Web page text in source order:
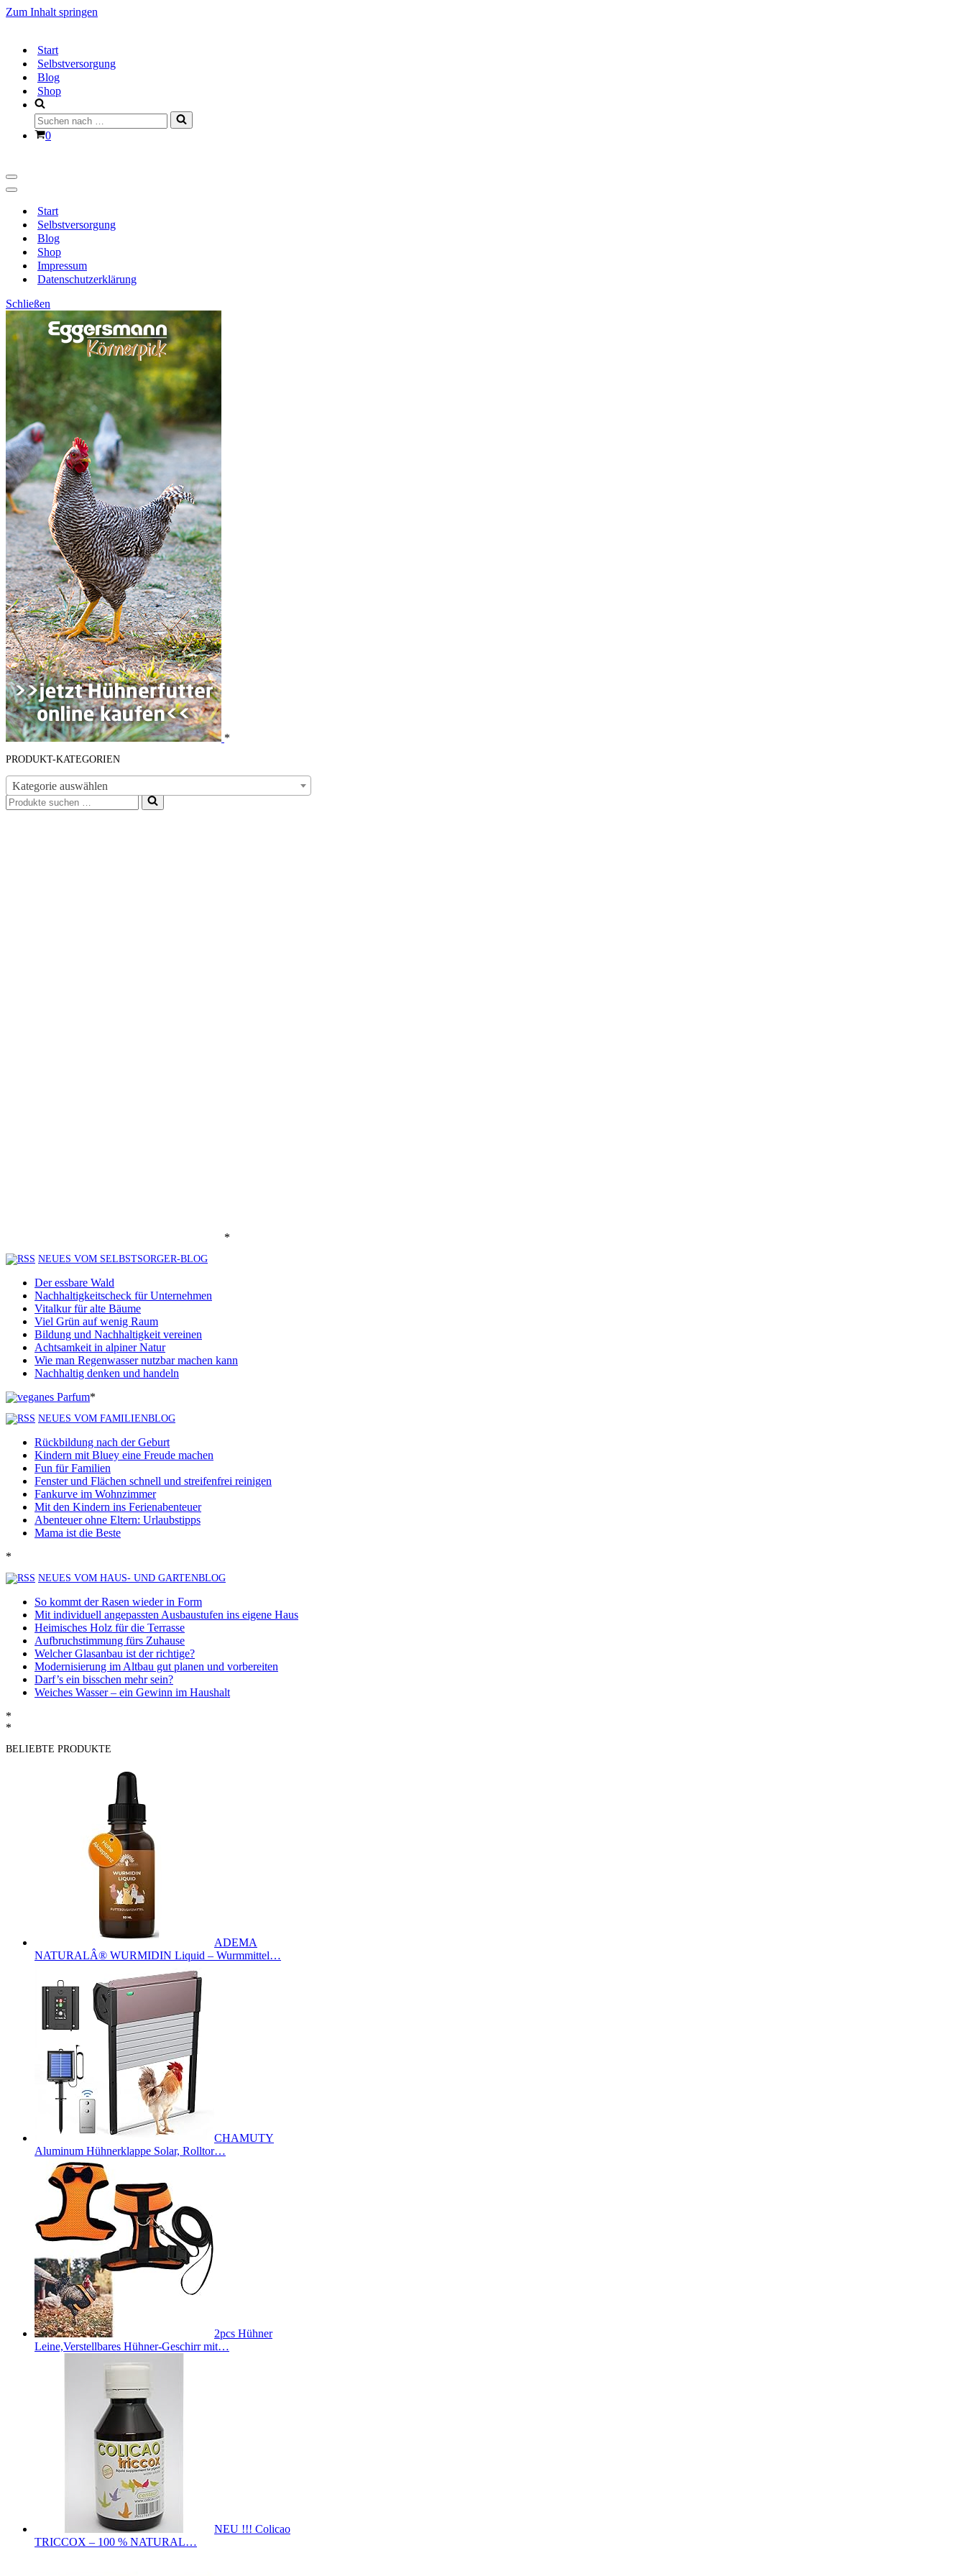
Zum Inhalt springen
Start
Selbstversorgung
Blog
Shop
Suchen
nach …
Warenkorb
0
Navigationsmenü
Navigationsmenü
Start
Selbstversorgung
Blog
Shop
Impressum
Datenschutzerklärung
Schließen
*
PRODUKT-KATEGORIEN
Kategorie auswählen
Suchen
nach …
*
NEUES VOM SELBSTSORGER-BLOG
Der essbare Wald
Nachhaltigkeitscheck für Unternehmen
Vitalkur für alte Bäume
Viel Grün auf wenig Raum
Bildung und Nachhaltigkeit vereinen
Achtsamkeit in alpiner Natur
Wie man Regenwasser nutzbar machen kann
Nachhaltig denken und handeln
*
NEUES VOM FAMILIENBLOG
Rückbildung nach der Geburt
Kindern mit Bluey eine Freude machen
Fun für Familien
Fenster und Flächen schnell und streifenfrei reinigen
Fankurve im Wohnzimmer
Mit den Kindern ins Ferienabenteuer
Abenteuer ohne Eltern: Urlaubstipps
Mama ist die Beste
*
NEUES VOM HAUS- UND GARTENBLOG
So kommt der Rasen wieder in Form
Mit individuell angepassten Ausbaustufen ins eigene Haus
Heimisches Holz für die Terrasse
Aufbruchstimmung fürs Zuhause
Welcher Glasanbau ist der richtige?
Modernisierung im Altbau gut planen und vorbereiten
Darf’s ein bisschen mehr sein?
Weiches Wasser – ein Gewinn im Haushalt
*
*
BELIEBTE PRODUKTE
ADEMA
NATURALÂ® WURMIDIN Liquid – Wurmmittel…
CHAMUTY
Aluminum Hühnerklappe Solar, Rolltor…
2pcs Hühner
Leine,Verstellbares Hühner-Geschirr mit…
NEU !!! Colicao
TRICCOX – 100 % NATURAL…